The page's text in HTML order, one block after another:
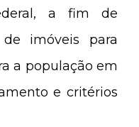
a fim de
imóveis para
a população em
e critérios